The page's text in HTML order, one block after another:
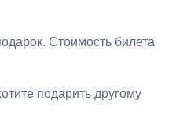
Стоимость билета
подарить другому